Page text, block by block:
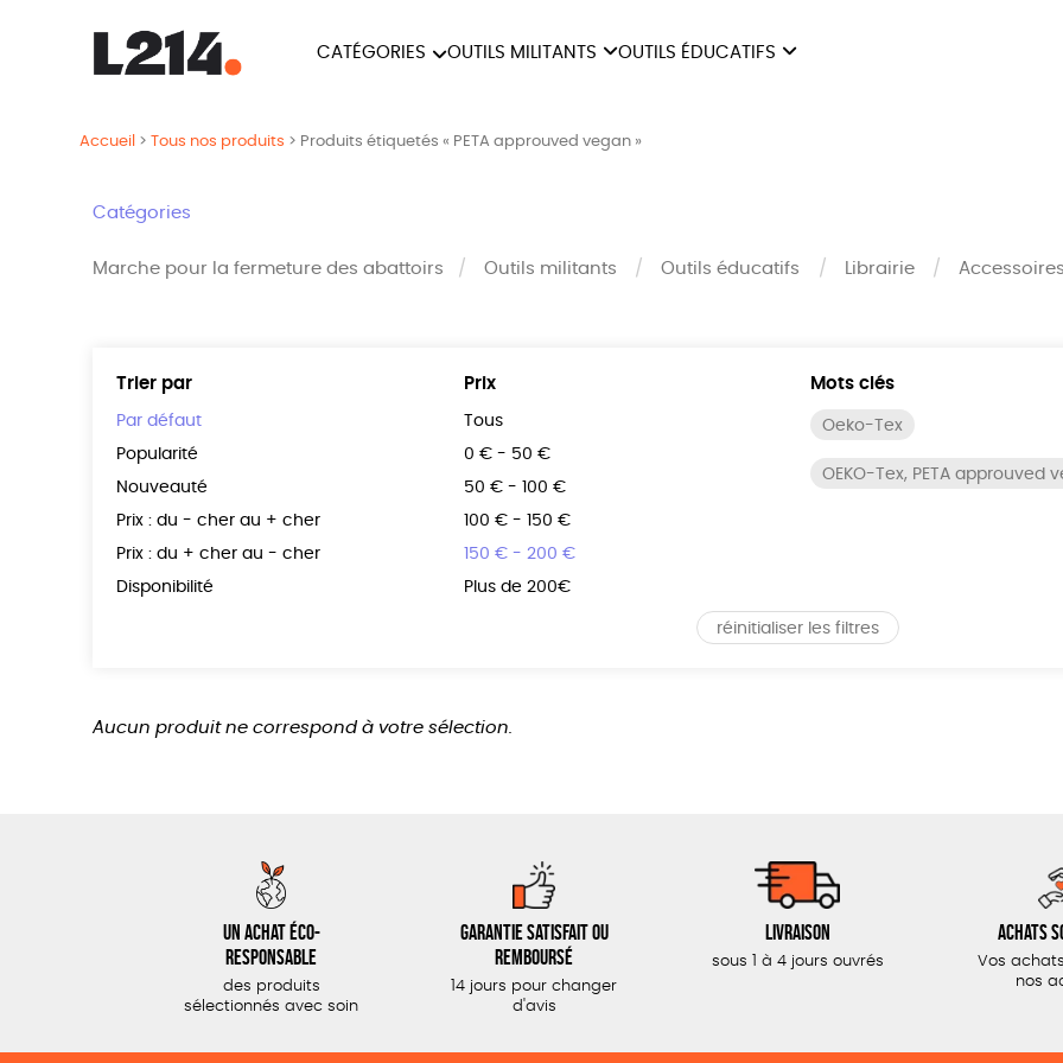
CATÉGORIES
FERMETURE DES ABATTOIRS
OUTILS MILITANTS
OUTILS MILITANTS
CARTES
OUTILS ÉDUCATIFS
POSTERS ÉDUCATIFS
Accueil >Tous nos produits > Produits étiquetés « PETA approuved vegan »
Catégories
Marche pour la fermeture des abattoirs Outils militants Outils éducatifs Librairie Accessoires
Trier par
Par défaut
Popularité
Nouveauté
Prix : du - cher au + cher
Prix : du + cher au - cher
Disponibilité
Prix
Tous
0 € - 50 €
50 € - 100 €
100 € - 150 €
150 € - 200 €
Plus de 200€
Mots clés
Oeko-Tex
OEKO-Tex, PETA approuved
réinitialiser les filtres
Aucun produit ne correspond à votre sélection.
Un achat éco-
responsable
des produits
sélectionnés avec soin
Garantie satisfait ou
remboursé
14 jours pour changer
d'avis
Livraison
sous 1 à 4 jours ouvrés
Achats
Vos
nos